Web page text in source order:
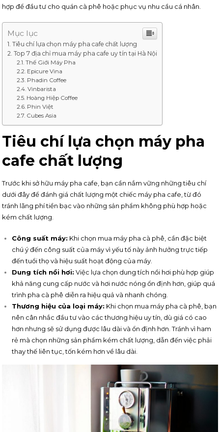
hợp để đầu tư cho quán cà phê hoặc phục vụ nhu cầu cá nhân.
Mục lục
Tiêu chí lựa chọn máy pha cafe chất lượng
Top 7 địa chỉ mua máy pha cafe uy tín tại Hà Nội
Thế Giới Máy Pha
Epicure Vina
Phadin Coffee
Vinbarista
Hoàng Hiệp Coffee
Phin Việt
Cubes Asia
Tiêu chí lựa chọn máy pha
cafe chất lượng
Trước khi sở hữu máy pha cafe, bạn cần nắm vững những tiêu chí
dưới đây để đánh giá chất lượng một chiếc máy pha cafe, từ đó
tránh lãng phí tiền bạc vào những sản phẩm không phù hợp hoặc
kém chất lượng.
Công suất máy: Khi chọn mua máy pha cà phê, cần đặc biệt
chú ý đến công suất của máy vì yếu tố này ảnh hưởng trực tiếp
đến tuổi thọ và hiệu suất hoạt động của máy.
Dung tích nồi hơi: Việc lựa chọn dung tích nồi hơi phù hợp giúp
khả năng cung cấp nước và hơi nước nóng ổn định hơn, giúp quá
trình pha cà phê diễn ra hiệu quả và nhanh chóng.
Thương hiệu của loại máy: Khi chọn mua máy pha cà phê, bạn
nên cân nhắc đầu tư vào các thương hiệu uy tín, dù giá có cao
hơn nhưng sẽ sử dụng được lâu dài và ổn định hơn. Tránh vì ham
rẻ mà chọn những sản phẩm kém chất lượng, dẫn đến việc phải
thay thế liên tục, tốn kém hơn về lâu dài.